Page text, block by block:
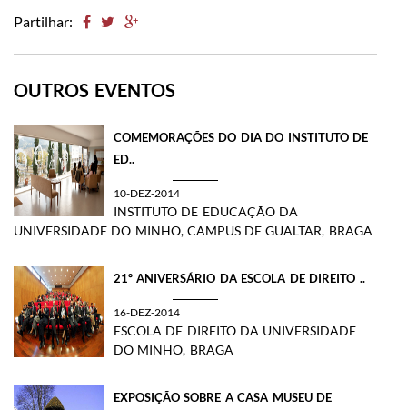
Partilhar:
OUTROS EVENTOS
COMEMORAÇÕES DO DIA DO INSTITUTO DE
ED..
10-DEZ-2014
INSTITUTO DE EDUCAÇÃO DA
UNIVERSIDADE DO MINHO, CAMPUS DE GUALTAR, BRAGA
​21º ANIVERSÁRIO DA ESCOLA DE DIREITO ..
16-DEZ-2014
ESCOLA DE DIREITO DA UNIVERSIDADE
DO MINHO, BRAGA
​EXPOSIÇÃO SOBRE A CASA MUSEU DE